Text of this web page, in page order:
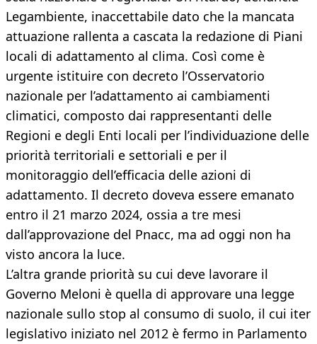
Legambiente, inaccettabile dato che la mancata
attuazione rallenta a cascata la redazione di Piani
locali di adattamento al clima. Così come è
urgente istituire con decreto l’Osservatorio
nazionale per l’adattamento ai cambiamenti
climatici, composto dai rappresentanti delle
Regioni e degli Enti locali per l’individuazione delle
priorità territoriali e settoriali e per il
monitoraggio dell’efficacia delle azioni di
adattamento. Il decreto doveva essere emanato
entro il 21 marzo 2024, ossia a tre mesi
dall’approvazione del Pnacc, ma ad oggi non ha
visto ancora la luce.
L’altra grande priorità su cui deve lavorare il
Governo Meloni è quella di approvare una legge
nazionale sullo stop al consumo di suolo, il cui iter
legislativo iniziato nel 2012 è fermo in Parlamento